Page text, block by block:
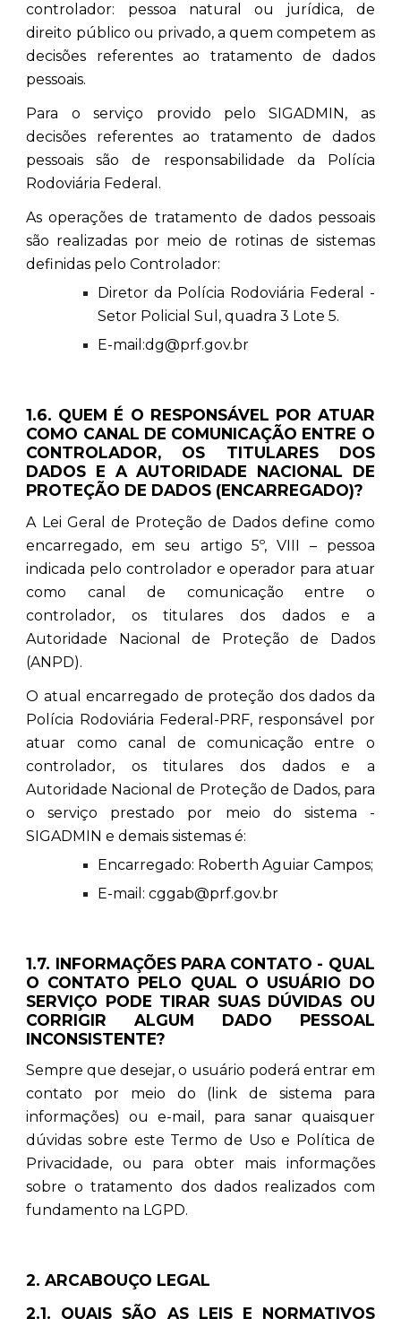
controlador: pessoa natural ou jurídica, de
direito público ou privado, a quem competem as
decisões referentes ao tratamento de dados
pessoais.
Para o serviço provido pelo SIGADMIN, as
decisões referentes ao tratamento de dados
pessoais são de responsabilidade da Polícia
Rodoviária Federal.
As operações de tratamento de dados pessoais
são realizadas por meio de rotinas de sistemas
definidas pelo Controlador:
Diretor da Polícia Rodoviária Federal -
Setor Policial Sul, quadra 3 Lote 5.
E-mail:dg@prf.gov.br
1.6. QUEM É O RESPONSÁVEL POR ATUAR
COMO CANAL DE COMUNICAÇÃO ENTRE O
CONTROLADOR, OS TITULARES DOS
DADOS E A AUTORIDADE NACIONAL DE
PROTEÇÃO DE DADOS (ENCARREGADO)?
A Lei Geral de Proteção de Dados define como
encarregado, em seu artigo 5º, VIII – pessoa
indicada pelo controlador e operador para atuar
como canal de comunicação entre o
controlador, os titulares dos dados e a
Autoridade Nacional de Proteção de Dados
(ANPD).
O atual encarregado de proteção dos dados da
Polícia Rodoviária Federal-PRF, responsável por
atuar como canal de comunicação entre o
controlador, os titulares dos dados e a
Autoridade Nacional de Proteção de Dados, para
o serviço prestado por meio do sistema -
SIGADMIN e demais sistemas é:
Encarregado: Roberth Aguiar Campos;
E-mail: cggab@prf.gov.br
1.7. INFORMAÇÕES PARA CONTATO - QUAL
O CONTATO PELO QUAL O USUÁRIO DO
SERVIÇO PODE TIRAR SUAS DÚVIDAS OU
CORRIGIR ALGUM DADO PESSOAL
INCONSISTENTE?
Sempre que desejar, o usuário poderá entrar em
contato por meio do (link de sistema para
informações) ou e-mail, para sanar quaisquer
dúvidas sobre este Termo de Uso e Política de
Privacidade, ou para obter mais informações
sobre o tratamento dos dados realizados com
fundamento na LGPD.
2. ARCABOUÇO LEGAL
2.1. QUAIS SÃO AS LEIS E NORMATIVOS